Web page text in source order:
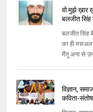
वो मुझे ख़ार
बलजीत सिंह
बलजीत सिंह
का ही
मैंतू अना से
विज्ञान,
कविता-